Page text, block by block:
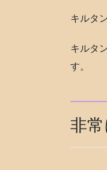
キルタ
キルタ
す。
非